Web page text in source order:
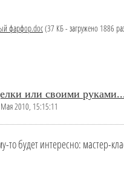
фарфор.doc(37 КБ - загружено 1886
или своими
2010, 15:15:11
то будет интересно: мастер-